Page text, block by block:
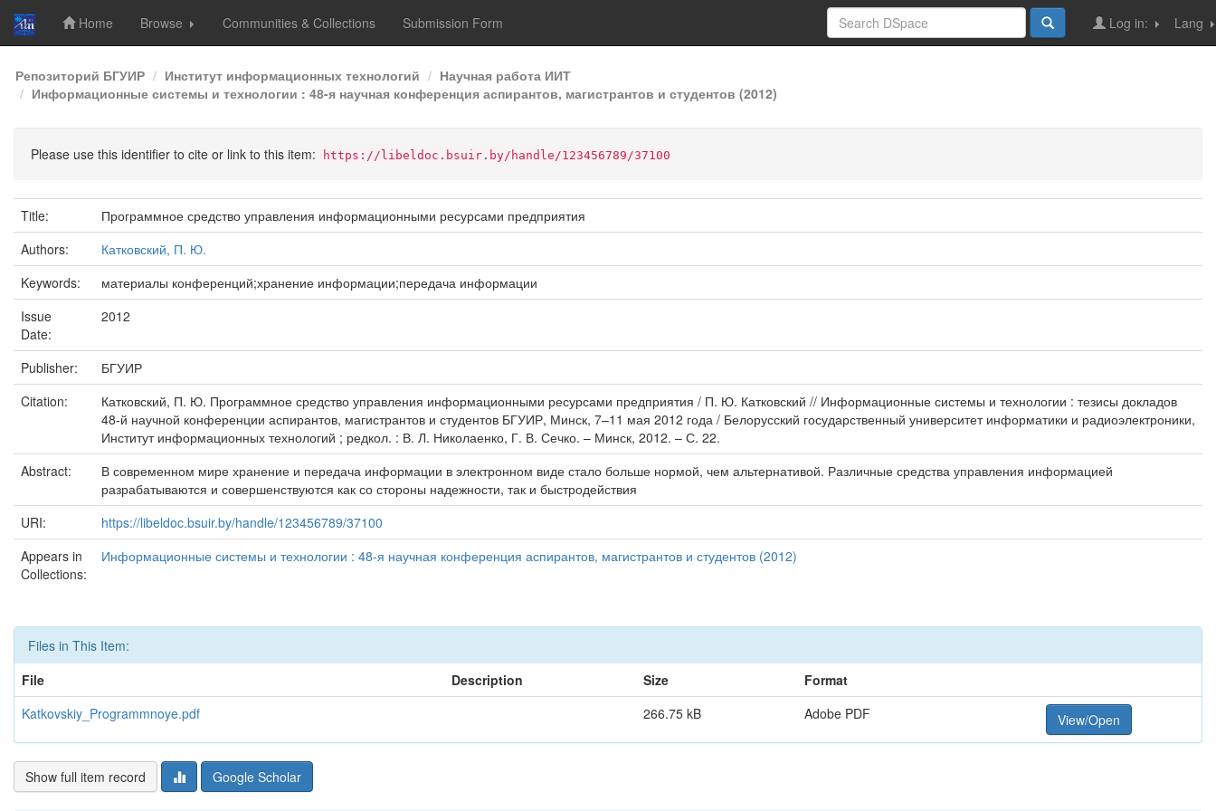
Skip
navigation
Home Browse Communities & Collections Submission Form Lang
Log in:
Репозиторий БГУИР Институт информационных технологий
Научная работа ИИТ
Информационные системы и технологии : 48-я научная конференция аспирантов, магистрантов и студентов (2012)
Please use this identifier to cite or link to this item: https://libeldoc.bsuir.by/handle/123456789/37100
Title:
Программное средство управления информационными ресурсами предприятия
Authors:
Катковский, П. Ю.
Keywords:
материалы конференций;хранение информации;передача информации
Issue
Date:
2012
Publisher:
БГУИР
Citation:
Катковский, П. Ю. Программное средство управления информационными ресурсами предприятия / П. Ю. Катковский // Информационные системы и технологии : тезисы докладов
48-й научной конференции аспирантов, магистрантов и студентов БГУИР, Минск, 7–11 мая 2012 года / Белорусский государственный университет информатики и радиоэлектроники,
Институт информационных технологий ; редкол. : В. Л. Николаенко, Г. В. Сечко. – Минск, 2012. – С. 22.
Abstract:
В современном мире хранение и передача информации в электронном виде стало больше нормой, чем альтернативой. Различные средства управления информацией
разрабатываются и совершенствуются как со стороны надежности, так и быстродействия
URI:
https://libeldoc.bsuir.by/handle/123456789/37100
Appears in
Collections:
Информационные системы и технологии : 48-я научная конференция аспирантов, магистрантов и студентов (2012)
Files in This Item:
File
Description Size
Format
Katkovskiy_Programmnoye.pdf
266.75 kB Adobe PDF View/Open
Show full item record Google Scholar